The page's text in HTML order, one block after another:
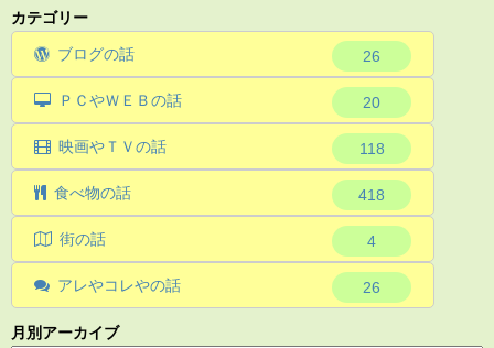
カテゴリー
ブログの話 26
ＰＣやＷＥＢの話 20
映画やＴＶの話 118
食べ物の話 418
街の話 4
アレやコレやの話 26
月別アーカイブ